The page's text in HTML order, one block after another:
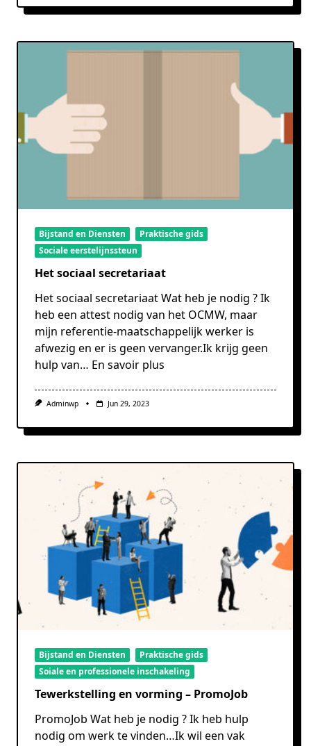
Bijstand en Diensten
Praktische gids
Sociale eerstelijnssteun
Het sociaal secretariaat
Het sociaal secretariaat Wat heb je nodig ? Ik
heb een attest nodig van het OCMW, maar
mijn referentie-maatschappelijk werker is
afwezig en er is geen vervanger.Ik krijg geen
hulp van… En savoir plus
Adminwp Jun 29, 2023
Bijstand en Diensten
Praktische gids
Soiale en professionele inschakeling
Tewerkstelling en vorming – PromoJob
PromoJob Wat heb je nodig ? Ik heb hulp
nodig om werk te vinden…Ik wil een vak